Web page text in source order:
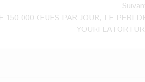
150 000 ŒUFS PAR JOUR, LE PERI
YOURI